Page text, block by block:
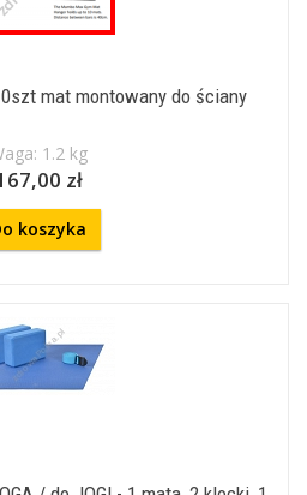
mat montowany do ściany
1.2 kg
zł
koszyka